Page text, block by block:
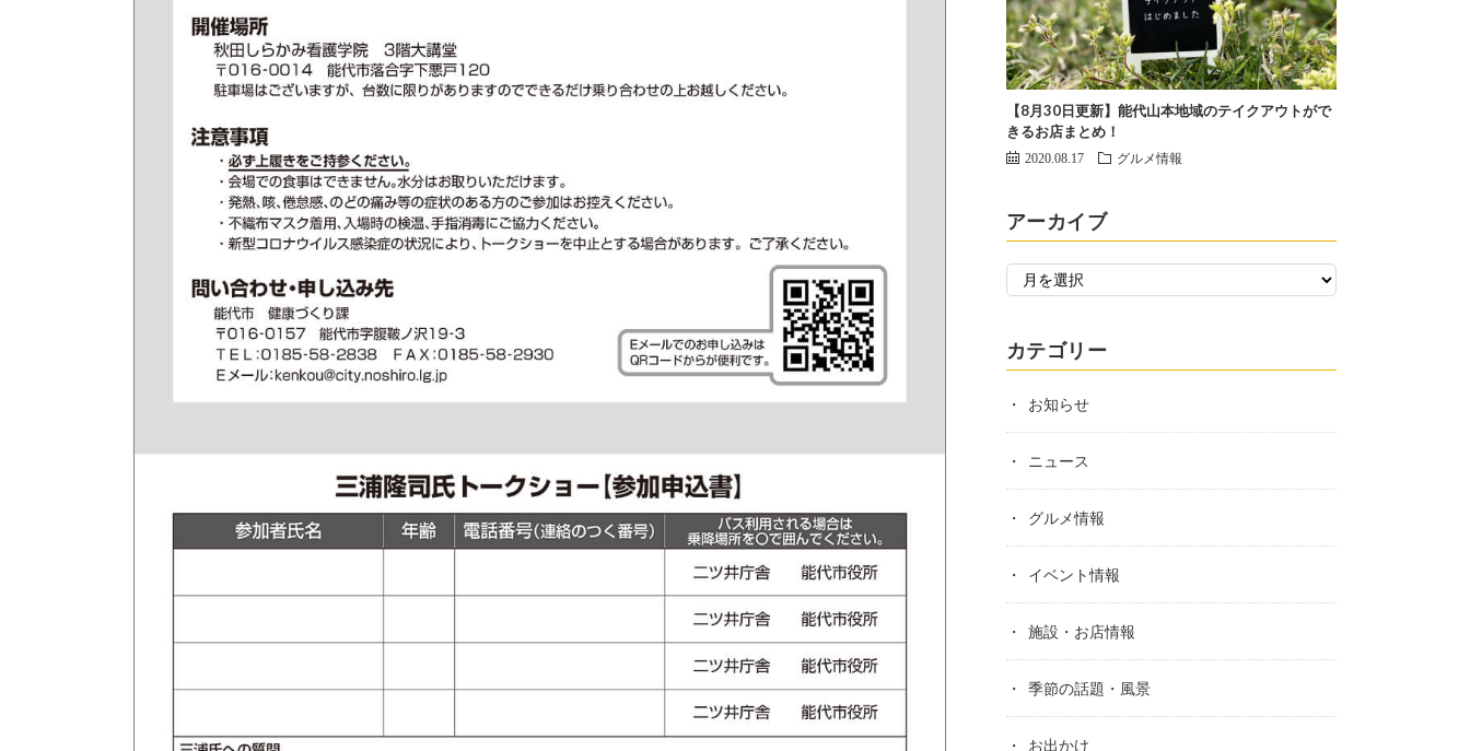
【8月30日更新】能代山本地域のテイクアウトがで
きるお店まとめ！
2020.08.17 グルメ情報
アーカイブ
カテゴリー
お知らせ
ニュース
グルメ情報
イベント情報
施設・お店情報
季節の話題・風景
お出かけ